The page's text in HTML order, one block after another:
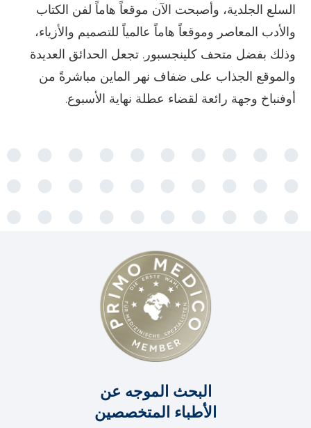
السلع الجلدية، وأصبحت الآن موقعاً هاماً لفن الكتاب
والأدب المعاصر وموقعاً هاماً عالمياً للتصميم والأزياء،
وذلك بفضل متحف كلينجسبور. تجعل الحدائق العديدة
والموقع الجذاب على ضفاف نهر الماين مباشرةً من
أوفنباخ وجهة رائعة لقضاء عطلة نهاية الأسبوع.
البحث الموجه عن
الأطباء المتخصصين